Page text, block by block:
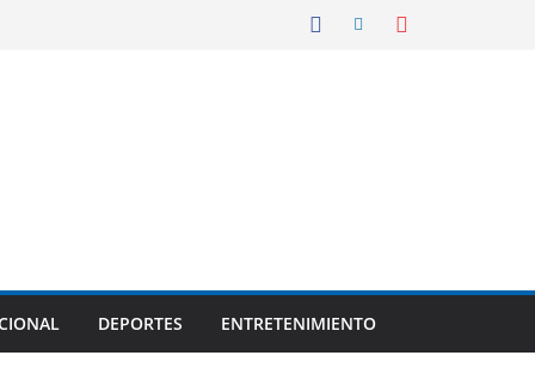
DEPORTES ENTRETENIMIENTO